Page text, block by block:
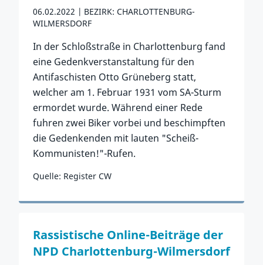
06.02.2022
BEZIRK: CHARLOTTENBURG-
WILMERSDORF
In der Schloßstraße in Charlottenburg fand
eine Gedenkverstanstaltung für den
Antifaschisten Otto Grüneberg statt,
welcher am 1. Februar 1931 vom SA-Sturm
ermordet wurde. Während einer Rede
fuhren zwei Biker vorbei und beschimpften
die Gedenkenden mit lauten "Scheiß-
Kommunisten!"-Rufen.
Quelle: Register CW
Zum Vorfall
Rassistische Online-Beiträge der
NPD Charlottenburg-Wilmersdorf